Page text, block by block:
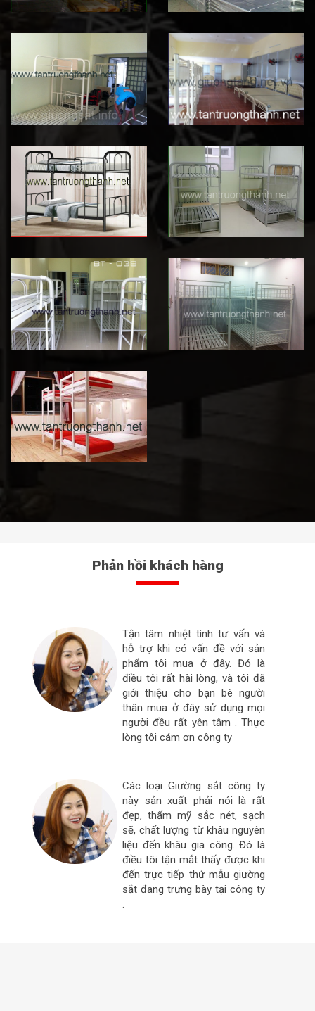
Phản hồi khách hàng
Tận tâm nhiệt tình tư vấn và
hỗ trợ khi có vấn đề với sản
phẩm tôi mua ở đây. Đó là
điều tôi rất hài lòng, và tôi đã
giới thiệu cho bạn bè người
thân mua ở đây sử dụng mọi
người đều rất yên tâm . Thực
lòng tôi cám ơn công ty
Các loại Giường sắt công ty
này sản xuất phải nói là rất
đẹp, thẩm mỹ sắc nét, sạch
sẽ, chất lượng từ khâu nguyên
liệu đến khâu gia công. Đó là
điều tôi tận mắt thấy được khi
đến trực tiếp thử mẫu giường
sắt đang trưng bày tại công ty
.